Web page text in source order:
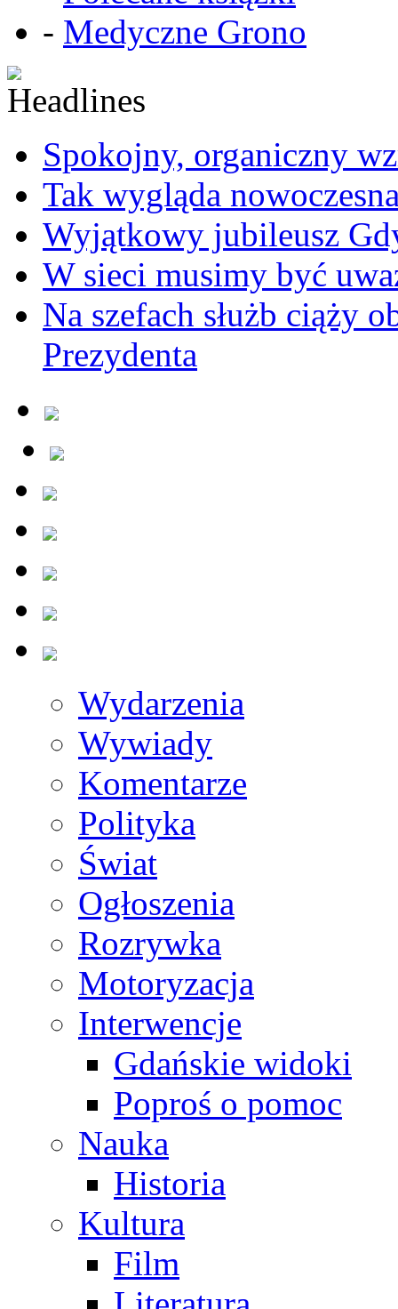
- Medyczne Grono
Spokojny, organiczny
Tak wygląda
Wyjątkowy jubileusz
W sieci musimy być
Na szefach służb ciąży
Prezydenta
Wydarzenia
Wywiady
Komentarze
Polityka
Świat
Ogłoszenia
Rozrywka
Motoryzacja
Interwencje
Gdańskie widoki
Poproś o pomoc
Nauka
Historia
Kultura
Film